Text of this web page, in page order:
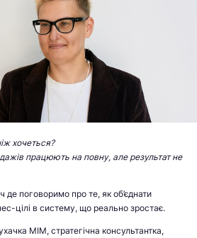
хочеться?
працюють на повну, але результат не
де поговоримо про те, як об’єднати
цілі в систему, що реально зростає.
МІМ, стратегічна консультантка,